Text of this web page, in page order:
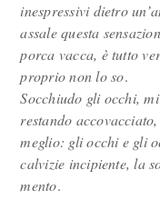
inespressivi dietro
assale questa
porca vacca, è tutto
proprio non lo so.
Socchiudo gli occhi,
restando
meglio: gli occhi e gli
calvizie incipiente, la
mento.